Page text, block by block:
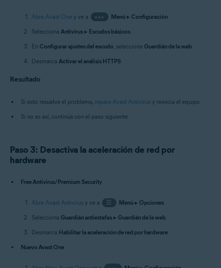
Abre Avast One y ve a ••• Menú▸ Configuración.
Selecciona Antivirus ▸ Escudos básicos.
En Configurar ajustes del escudo, selecciona Guardián de la web.
Desmarca Activar el análisis HTTPS.
Resultado
Si esto resuelve el problema, repara Avast Antivirus y reinicia el equipo.
Si no es así, continúa con el paso siguiente.
Paso 3: Desactiva la aceleración de red por
hardware
Free Antivirus/Premium Security
Abre Avast Antivirus y ve a ☰ Menú▸ Opciones.
Selecciona Guardián antiestafas ▸ Guardián de la web.
Desmarca Habilitar la aceleración de red por hardware.
Nuevo Avast One